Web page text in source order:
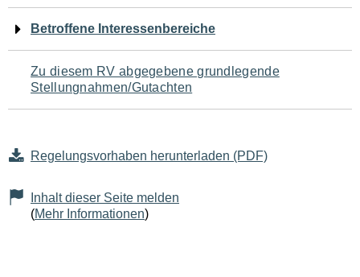
den
Seiteninhalt
Betroffene Interessenbereiche
Zu diesem RV abgegebene grundlegende
Stellungnahmen/Gutachten
Regelungsvorhaben herunterladen (PDF)
Inhalt dieser Seite melden
(Mehr Informationen)